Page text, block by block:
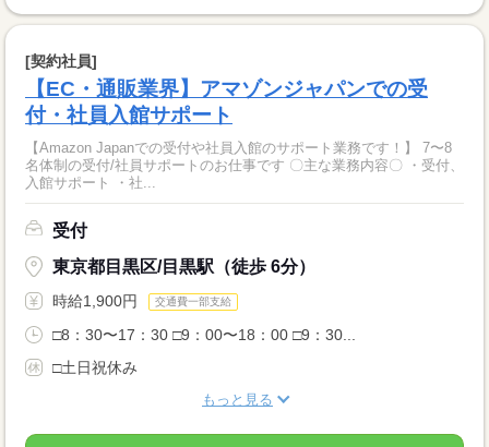
[契約社員]
【EC・通販業界】アマゾンジャパンでの受
付・社員入館サポート
【Amazon Japanでの受付や社員入館のサポート業務です！】 7〜8
名体制の受付/社員サポートのお仕事です 〇主な業務内容〇 ・受付、
入館サポート ・社...
受付
東京都目黒区/目黒駅（徒歩 6分）
時給1,900円 交通費一部支給
□8：30〜17：30 □9：00〜18：00 □9：30...
□土日祝休み
もっと見る